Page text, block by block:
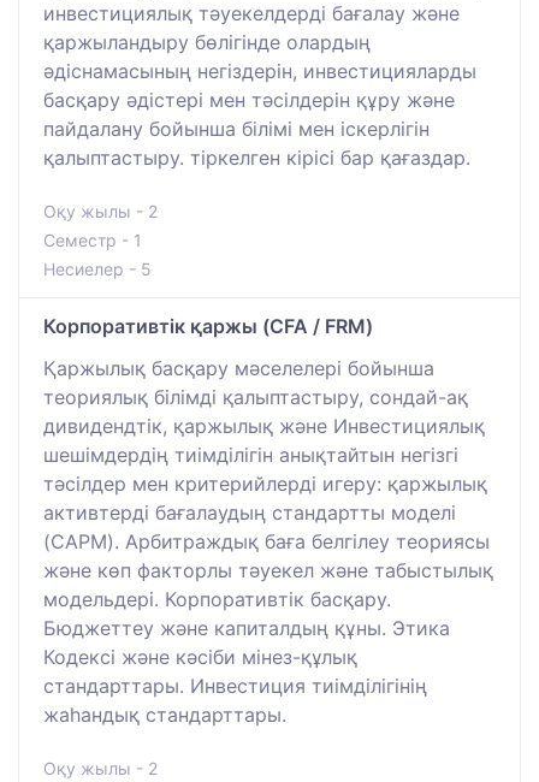
инвестициялық тәуекелдерді бағалау және
қаржыландыру бөлігінде олардың
әдіснамасының негіздерін, инвестицияларды
басқару әдістері мен тәсілдерін құру және
пайдалану бойынша білімі мен іскерлігін
қалыптастыру. тіркелген кірісі бар қағаздар.
Оқу жылы - 2
Семестр - 1
Несиелер - 5
Корпоративтік қаржы (CFA / FRM)
Қаржылық басқару мәселелері бойынша
теориялық білімді қалыптастыру, сондай-ақ
дивидендтік, қаржылық және Инвестициялық
шешімдердің тиімділігін анықтайтын негізгі
тәсілдер мен критерийлерді игеру: қаржылық
активтерді бағалаудың стандартты моделі
(CAPM). Арбитраждық баға белгілеу теориясы
және көп факторлы тәуекел және табыстылық
модельдері. Корпоративтік басқару.
Бюджеттеу және капиталдың құны. Этика
Кодексі және кәсіби мінез-құлық
стандарттары. Инвестиция тиімділігінің
жаһандық стандарттары.
Оқу жылы - 2